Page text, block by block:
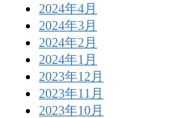
2024年4月
2024年3月
2024年2月
2024年1月
2023年12月
2023年11月
2023年10月